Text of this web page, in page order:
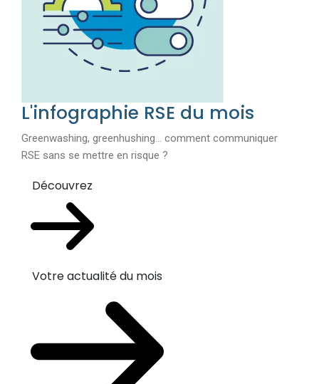
L'infographie RSE du mois
Greenwashing, greenhushing… comment communiquer
RSE sans se mettre en risque ?
Découvrez
Votre actualité du mois